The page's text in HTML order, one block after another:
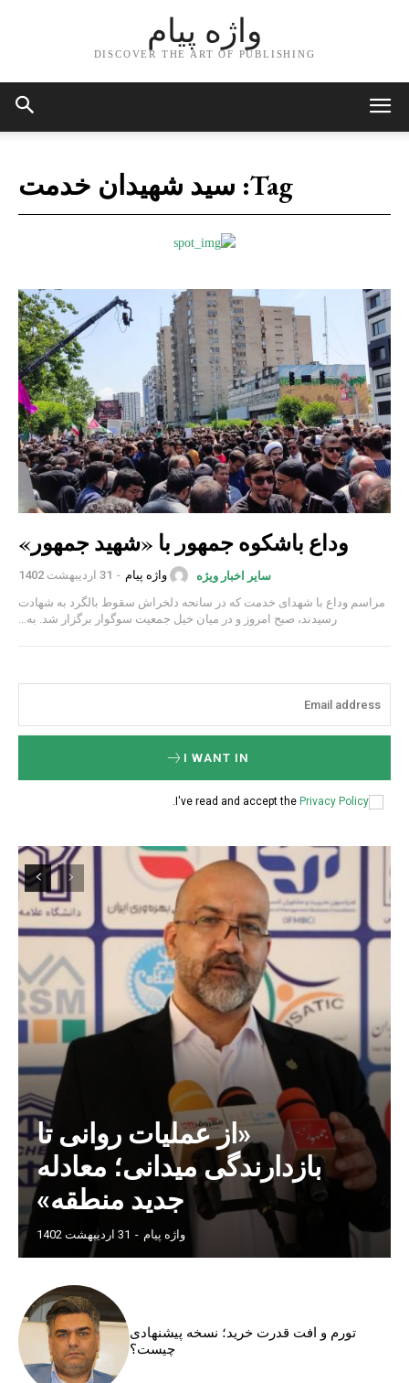
واژه پیام
DISCOVER THE ART OF PUBLISHING
Tag: سید شهیدان خدمت
وداع باشکوه جمهور با «شهید جمهور»
سایر اخبار ویژه واژه پیام - 31 اردیبهشت 1402
مراسم وداع با شهدای خدمت که در سانحه دلخراش سقوط بالگرد به شهادت
رسیدند، صبح امروز و در میان خیل جمعیت سوگوار برگزار شد. به...
I WANT IN
I've read and accept the Privacy Policy
.
«از عملیات روانی تا
بازدارندگی میدانی؛ معادله
جدید منطقه»
واژه پیام - 31 اردیبهشت 1402
تورم و افت قدرت خرید؛ نسخه پیشنهادی
چیست؟